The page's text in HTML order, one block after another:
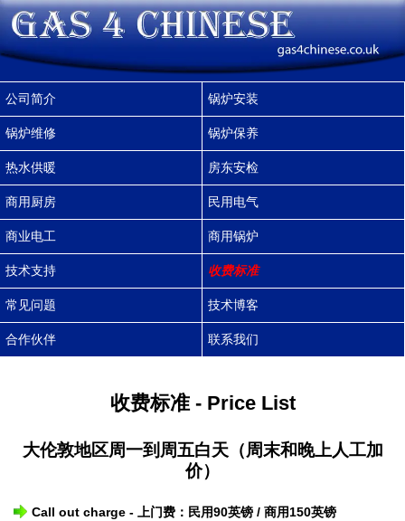
公司简介 锅炉安装
锅炉维修 锅炉保养
热水供暖 房东安检
商用厨房 民用电气
商业电工 商用锅炉
技术支持 收费标准
常见问题 技术博客
合作伙伴 联系我们
收费标准 - Price List
大伦敦地区周一到周五白天（周末和晚上人工加
价）
Call out charge - 上门费：民用90英镑 / 商用150英镑